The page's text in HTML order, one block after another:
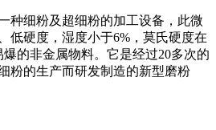
种细粉及超细粉的加工设备，此微
低硬度，湿度小于6%，莫氏硬度在
的非金属物料。它是经过20多次的
粉的生产而研发制造的新型磨粉